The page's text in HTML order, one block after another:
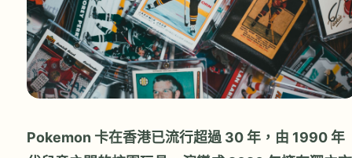
Pokemon 卡在香港已流行超過 30 年，由 1990 年